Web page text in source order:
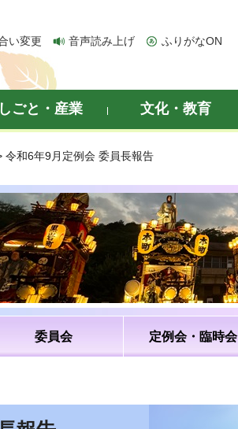
い変更 音声読み上げ ふりがなON
しごと・産業 文化・教育
令和6年9月定例会 委員長報告
委員会 定例会・臨時会